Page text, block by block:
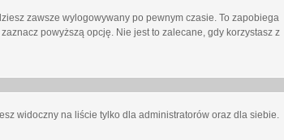
zawsze wylogowywany po pewnym czasie. To zapobiega
powyższą opcję. Nie jest to zalecane, gdy korzystasz z
widoczny na liście tylko dla administratorów oraz dla siebie.